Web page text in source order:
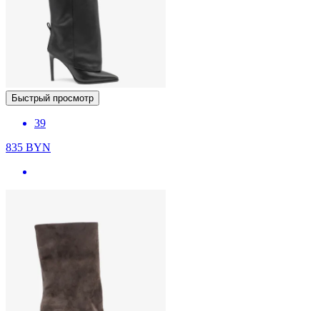
Быстрый просмотр
39
835 BYN